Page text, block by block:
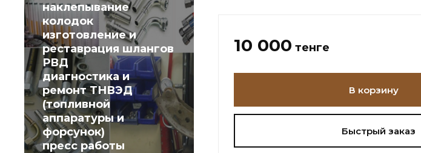
наклепывание
колодок
изготовление и
реставрация шлангов
РВД
диагностика и
ремонт ТНВЭД
(топливной
аппаратуры и
форсунок)
пресс работы
10 000 тенге
В корзину
Быстрый заказ